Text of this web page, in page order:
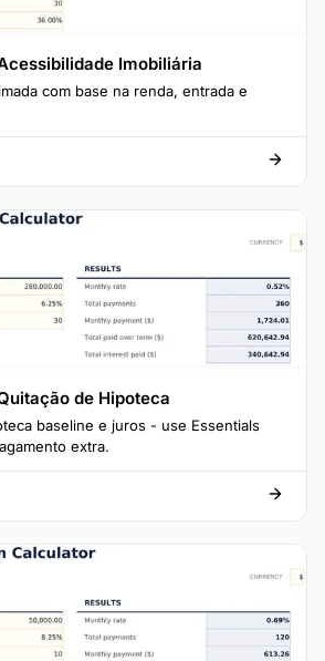
Imobiliária
com base na renda, entrada e
de Hipoteca
baseline e juros - use Essentials
extra.